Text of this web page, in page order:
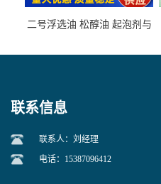
二号浮选油 松醇油 起泡剂与
联系信息
联系人：刘经理
电话：15387096412